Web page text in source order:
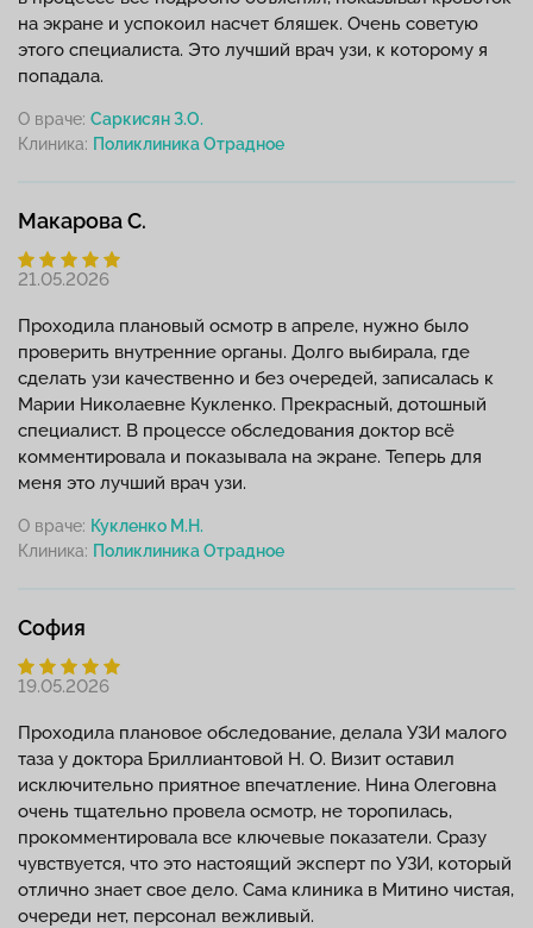
на экране и успокоил насчет бляшек. Очень советую
этого специалиста. Это лучший врач узи, к которому я
попадала.
О враче: Саркисян З.О.
Клиника:
Макарова С.
21.05.2026
Проходила плановый осмотр в апреле, нужно было
проверить внутренние органы. Долго выбирала, где
сделать узи качественно и без очередей, записалась к
Марии Николаевне Кукленко. Прекрасный, дотошный
специалист. В процессе обследования доктор всё
комментировала и показывала на экране. Теперь для
меня это лучший врач узи.
О враче: Кукленко М.Н.
Клиника:
София
19.05.2026
Проходила плановое обследование, делала УЗИ малого
таза у доктора Бриллиантовой Н. О. Визит оставил
исключительно приятное впечатление. Нина Олеговна
очень тщательно провела осмотр, не торопилась,
прокомментировала все ключевые показатели. Сразу
чувствуется, что это настоящий эксперт по УЗИ, который
отлично знает свое дело. Сама клиника в Митино чистая,
очереди нет, персонал вежливый.